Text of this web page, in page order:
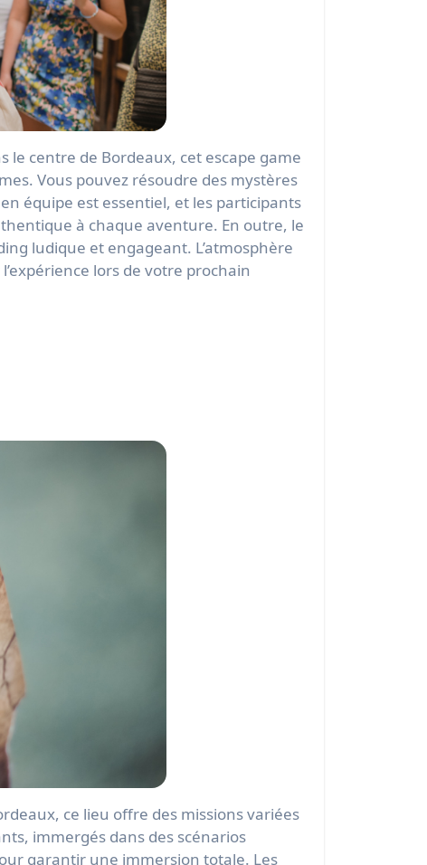
Vous pouvez résoudre des mystères
équipe est essentiel, et les participants
à chaque aventure. En outre, le
ludique et engageant. L’atmosphère
lors de votre prochain
ce lieu offre des missions variées
immergés dans des scénarios
garantir une immersion totale. Les